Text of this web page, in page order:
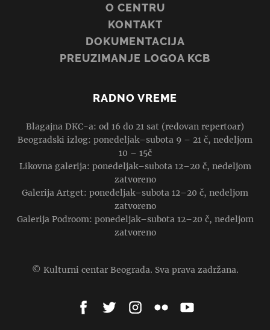
O CENTRU
KONTAKT
DOKUMENTACIJA
PREUZIMANJE LOGOA KCB
RADNO VREME
Blagajna DKC-a: od 16 do 21 sat (redovan repertoar)
Beogradski izlog: ponedeljak–subota 9 – 21 č, nedeljom
10 – 15č
Likovna galerija: ponedeljak–subota 12–20 č, nedeljom
zatvoreno
Galerija Artget: ponedeljak–subota 12–20 č, nedeljom
zatvoreno
Galerija Podroom: ponedeljak–subota 12–20 č, nedeljom
zatvoreno
© Kulturni centar Beograda. Sva prava zadržana.